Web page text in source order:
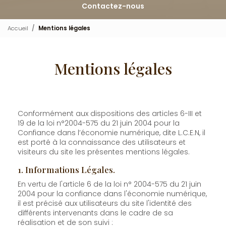
Contactez-nous
Accueil Mentions légales
Mentions légales
Conformément aux dispositions des articles 6-III et
19 de la loi n°2004-575 du 21 juin 2004 pour la
Confiance dans l’économie numérique, dite L.C.E.N, il
est porté à la connaissance des utilisateurs et
visiteurs du site les présentes mentions légales.
1. Informations Légales.
En vertu de l'article 6 de la loi n° 2004-575 du 21 juin
2004 pour la confiance dans l'économie numérique,
il est précisé aux utilisateurs du site l'identité des
différents intervenants dans le cadre de sa
réalisation et de son suivi :